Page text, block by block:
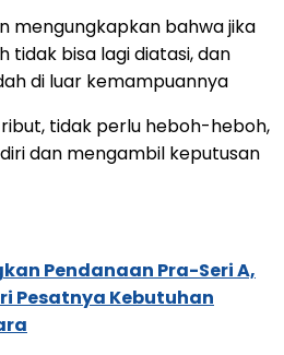
mengungkapkan bahwa jika
tidak bisa lagi diatasi, dan
di luar kemampuannya
tidak perlu heboh-heboh,
dan mengambil keputusan
Pendanaan Pra-Seri A,
Pesatnya Kebutuhan